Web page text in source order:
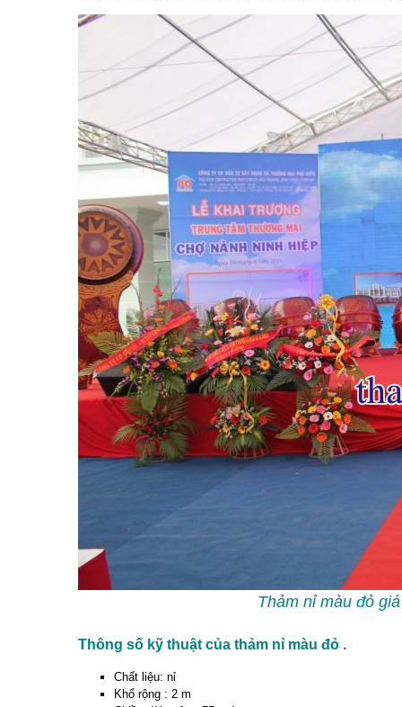
Thảm nỉ màu đỏ giá
Thông số kỹ thuật của thảm nỉ màu đỏ .
Chất liệu: nỉ
Khổ rộng : 2 m